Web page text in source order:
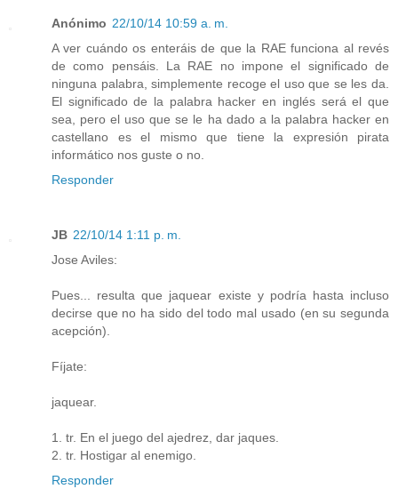
Anónimo 22/10/14 10:59 a. m.
A ver cuándo os enteráis de que la RAE funciona al revés
de como pensáis. La RAE no impone el significado de
ninguna palabra, simplemente recoge el uso que se les da.
El significado de la palabra hacker en inglés será el que
sea, pero el uso que se le ha dado a la palabra hacker en
castellano es el mismo que tiene la expresión pirata
informático nos guste o no.
Responder
JB 22/10/14 1:11 p. m.
Jose Aviles:
Pues... resulta que jaquear existe y podría hasta incluso
decirse que no ha sido del todo mal usado (en su segunda
acepción).
Fíjate:
jaquear.
1. tr. En el juego del ajedrez, dar jaques.
2. tr. Hostigar al enemigo.
Responder